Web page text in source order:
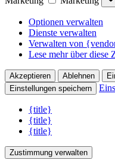
Optionen verwalten
Dienste verwalten
Verwalten von
Lese mehr über diese
Akzeptieren Ablehnen
Einstellungen speichern
{title}
{title}
{title}
Zustimmung verwalten